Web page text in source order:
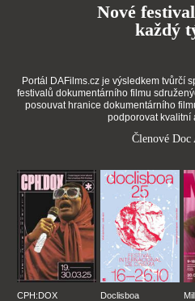
Nové
každý
Portál DAFilms.cz je výsledkem tvůrčí
festivalů dokumentárního filmu
posouvat hranice dokumentárního
podporovat kvalitní
Členové Doc
CPH:DOX Doclisboa